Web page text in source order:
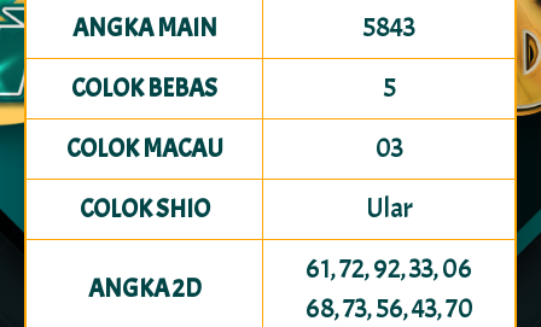
ANGKA MAIN 5843
COLOK BEBAS 5
COLOK MACAU 03
COLOK SHIO Ular
ANGKA 2D
61, 72, 92, 33, 06
68, 73, 56, 43, 70